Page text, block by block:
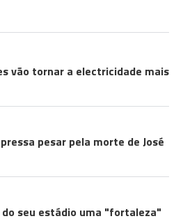
vão tornar a electricidade mais
pesar pela morte de José
seu estádio uma "fortaleza"